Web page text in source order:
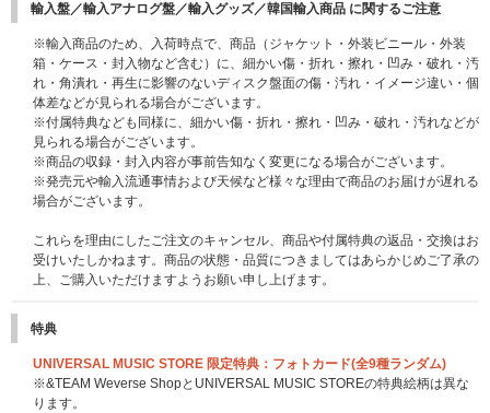
輸入盤／輸入アナログ盤／輸入グッズ／韓国輸入商品 に関するご注意
※輸入商品のため、入荷時点で、商品（ジャケット・外装ビニール・外装
箱・ケース・封入物など含む）に、細かい傷・折れ・擦れ・凹み・破れ・汚
れ・角潰れ・再生に影響のないディスク盤面の傷・汚れ・イメージ違い・個
体差などが見られる場合がございます。
※付属特典なども同様に、細かい傷・折れ・擦れ・凹み・破れ・汚れなどが
見られる場合がございます。
※商品の収録・封入内容が事前告知なく変更になる場合がございます。
※発売元や輸入流通事情および天候など様々な理由で商品のお届けが遅れる
場合がございます。
これらを理由にしたご注文のキャンセル、商品や付属特典の返品・交換はお
受けいたしかねます。商品の状態・品質につきましてはあらかじめご了承の
上、ご購入いただけますようお願い申し上げます。
特典
UNIVERSAL MUSIC STORE 限定特典：フォトカード(全9種ランダム)
※&TEAM Weverse ShopとUNIVERSAL MUSIC STOREの特典絵柄は異な
ります。